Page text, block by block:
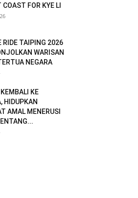
FOR KYE LI
RIDE TAIPING 2026
WARISAN
NEGARA
KE
HIDUPKAN
AMAL MENERUSI